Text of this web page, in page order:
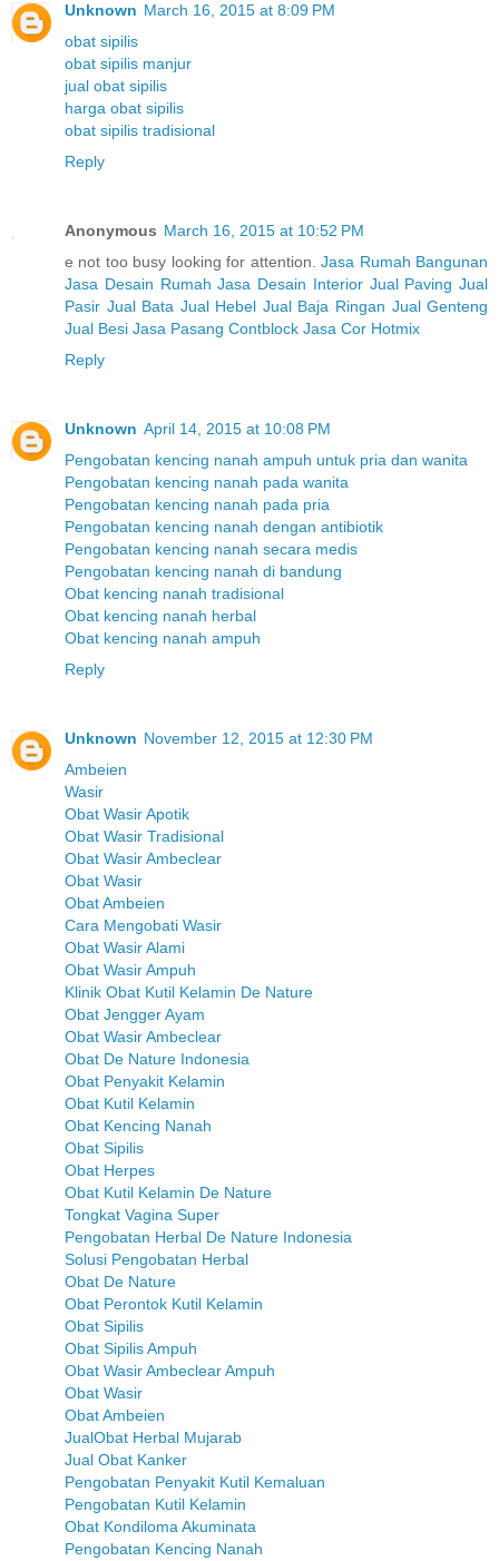
Unknown March 16, 2015 at 8:09 PM
obat sipilis
obat sipilis manjur
jual obat sipilis
harga obat sipilis
obat sipilis tradisional
Reply
Anonymous March 16, 2015 at 10:52 PM
e not too busy looking for attention.Jasa Rumah Bangunan
Jasa Desain Rumah Jasa Desain Interior Jual Paving Jual
Pasir Jual Bata Jual Hebel Jual Baja Ringan Jual Genteng
Jual Besi Jasa Pasang Contblock Jasa Cor Hotmix
Reply
Unknown April 14, 2015 at 10:08 PM
Pengobatan kencing nanah ampuh untuk pria dan wanita
Pengobatan kencing nanah pada wanita
Pengobatan kencing nanah pada pria
Pengobatan kencing nanah dengan antibiotik
Pengobatan kencing nanah secara medis
Pengobatan kencing nanah di bandung
Obat kencing nanah tradisional
Obat kencing nanah herbal
Obat kencing nanah ampuh
Reply
Unknown November 12, 2015 at 12:30 PM
Ambeien
Wasir
Obat Wasir Apotik
Obat Wasir Tradisional
Obat Wasir Ambeclear
Obat Wasir
Obat Ambeien
Cara Mengobati Wasir
Obat Wasir Alami
Obat Wasir Ampuh
Klinik Obat Kutil Kelamin De Nature
Obat Jengger Ayam
Obat Wasir Ambeclear
Obat De Nature Indonesia
Obat Penyakit Kelamin
Obat Kutil Kelamin
Obat Kencing Nanah
Obat Sipilis
Obat Herpes
Obat Kutil Kelamin De Nature
Tongkat Vagina Super
Pengobatan Herbal De Nature Indonesia
Solusi Pengobatan Herbal
Obat De Nature
Obat Perontok Kutil Kelamin
Obat Sipilis
Obat Sipilis Ampuh
Obat Wasir Ambeclear Ampuh
Obat Wasir
Obat Ambeien
JualObat Herbal Mujarab
Jual Obat Kanker
Pengobatan Penyakit Kutil Kemaluan
Pengobatan Kutil Kelamin
Obat Kondiloma Akuminata
Pengobatan Kencing Nanah